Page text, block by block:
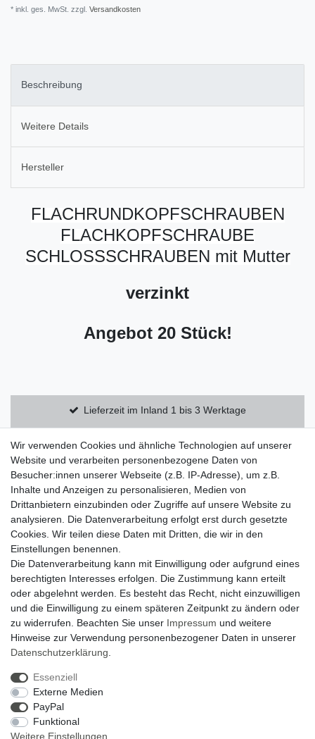
* inkl. ges. MwSt. zzgl. Versandkosten
Beschreibung
Weitere Details
Hersteller
FLACHRUNDKOPFSCHRAUBEN
FLACHKOPFSCHRAUBE
SCHLOSSSCHRAUBEN mit Mutter
verzinkt
Angebot 20 Stück!
Lieferzeit im Inland 1 bis 3 Werktage
Kostenloser Versand innerhalb Deutschlands
14 Tage Rückgaberecht
Zahlung und Versand
Widerrufsrecht
Widerrufsformular
Datenschutzerklärung
AGB
Impressum
Zebra-Bau
06078 / 9675880
Wir verwenden Cookies und ähnliche Technologien auf unserer
Website und verarbeiten personenbezogene Daten von
Besucher:innen unserer Webseite (z.B. IP-Adresse), um z.B.
Inhalte und Anzeigen zu personalisieren, Medien von
Drittanbietern einzubinden oder Zugriffe auf unsere Website zu
analysieren. Die Datenverarbeitung erfolgt erst durch gesetzte
Cookies. Wir teilen diese Daten mit Dritten, die wir in den
Einstellungen benennen.
Die Datenverarbeitung kann mit Einwilligung oder aufgrund eines
berechtigten Interesses erfolgen. Die Zustimmung kann erteilt
oder abgelehnt werden. Es besteht das Recht, nicht einzuwilligen
und die Einwilligung zu einem späteren Zeitpunkt zu ändern oder
zu widerrufen. Beachten Sie unser Impressum und weitere
Hinweise zur Verwendung personenbezogener Daten in unserer
Daten­schutz­erklärung
Essenziell
Externe Medien
PayPal
Funktional
Weitere Einstellungen